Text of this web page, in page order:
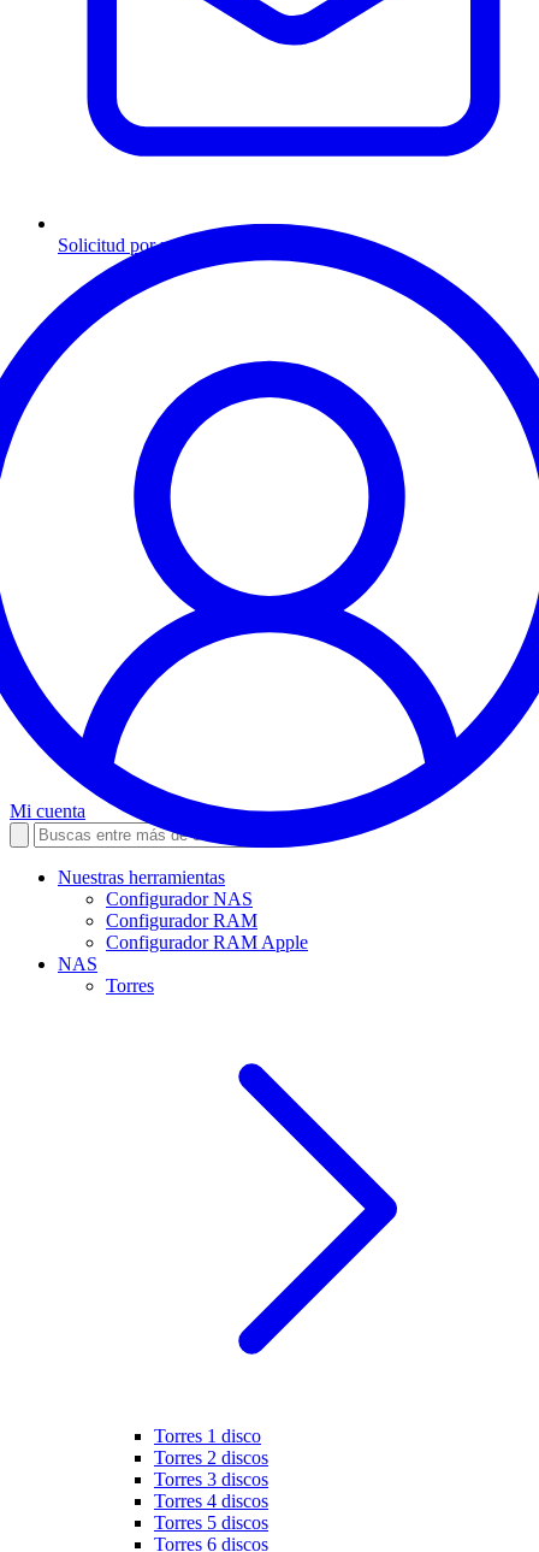
Solicitud por mensaje
Mi cuenta
Nuestras herramientas
Configurador NAS
Configurador RAM
Configurador RAM Apple
NAS
Torres
Torres 1 disco
Torres 2 discos
Torres 3 discos
Torres 4 discos
Torres 5 discos
Torres 6 discos